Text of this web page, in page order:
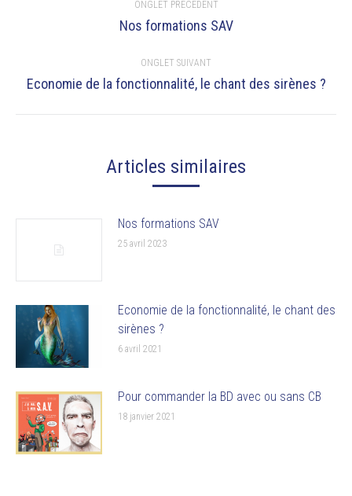
COMMENTAIRE
ONGLET PRÉCÉDENT
Onglet
Nos formations SAV
ONGLET SUIVANT
Onglet
Economie de la fonctionnalité, le chant des sirènes ?
Articles similaires
Nos formations SAV
25 avril 2023
Economie de la fonctionnalité, le chant des
sirènes ?
6 avril 2021
Pour commander la BD avec ou sans CB
18 janvier 2021